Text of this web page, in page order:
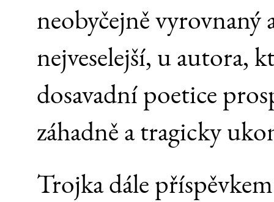
neobyčejně vyrovnaný
nejveselejší, u autora,
dosavadní poetice
záhadně a tragicky
Trojka dále